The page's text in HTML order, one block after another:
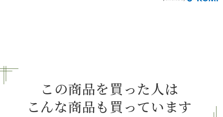
この商品を買った人は
こんな商品も買っています